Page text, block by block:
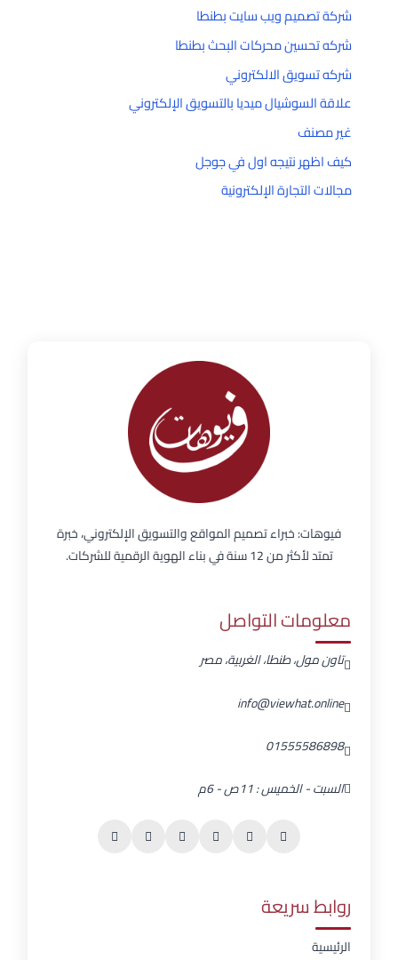
شركة تصميم ويب سايت بطنطا
شركه تحسين محركات البحث بطنطا
شركه تسويق الالكتروني
علاقة السوشيال ميديا بالتسويق الإلكتروني
غير مصنف
كيف اظهر نتيجه اول في جوجل
مجالات التجارة الإلكترونية
فيوهات: خبراء تصميم المواقع والتسويق الإلكتروني، خبرة
تمتد لأكثر من 12 سنة في بناء الهوية الرقمية للشركات.
معلومات التواصل
تاون مول، طنطا، الغربية، مصر
info@viewhat.online
01555586898
السبت - الخميس : 11ص - 6م
روابط سريعة
الرئيسية